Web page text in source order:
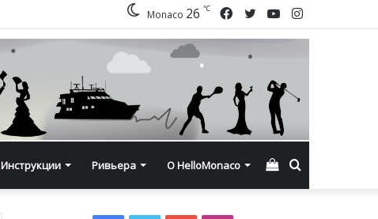
Instagram
YouTube
Twitter
Facebook
Monaco 26 ℃
Инструкции Ривьера О HelloMonaco Смотреть